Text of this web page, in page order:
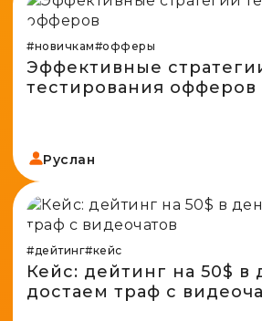
Адалт
Spy-сервисы
Аккаунты
Проверка анонимности
Конвертер cookies
Генератор личности
#новичкам#офферы
Эффективные
тестирования офферов
Руслан
#дейтинг#кейс
Кейс: дейтинг на 50$ в
достаем траф с